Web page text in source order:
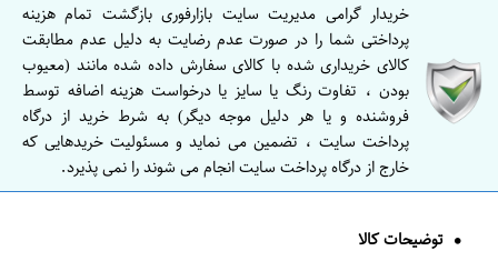
خریدار گرامی مدیریت سایت بازارفوری بازگشت تمام هزینه
پرداختی شما را در صورت عدم رضایت به دلیل عدم مطابقت
کالای خریداری شده با کالای سفارش داده شده مانند (معیوب
بودن ، تفاوت رنگ یا سایز یا درخواست هزینه اضافه توسط
فروشنده و یا هر دلیل موجه دیگر) به شرط خرید از درگاه
پرداخت سایت ، تضمین می نماید و مسئولیت خریدهایی که
خارج از درگاه پرداخت سایت انجام می شوند را نمی پذیرد.
توضیحات کالا